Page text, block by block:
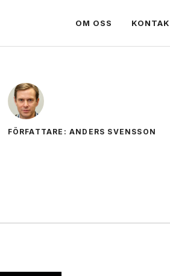
OM OSS
FÖRFATTARE: ANDERS SVENSSON